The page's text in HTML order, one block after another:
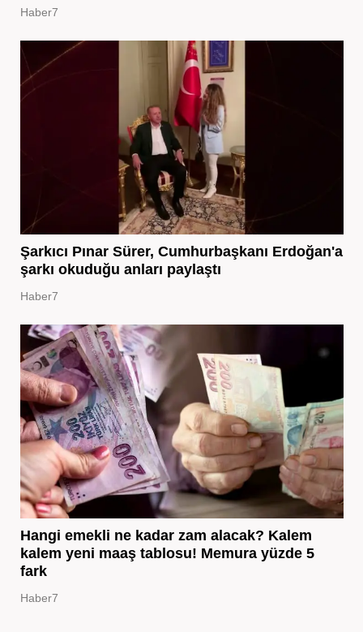
Haber7
Şarkıcı Pınar Sürer, Cumhurbaşkanı Erdoğan'a
şarkı okuduğu anları paylaştı
Haber7
Hangi emekli ne kadar zam alacak? Kalem
kalem yeni maaş tablosu! Memura yüzde 5
fark
Haber7